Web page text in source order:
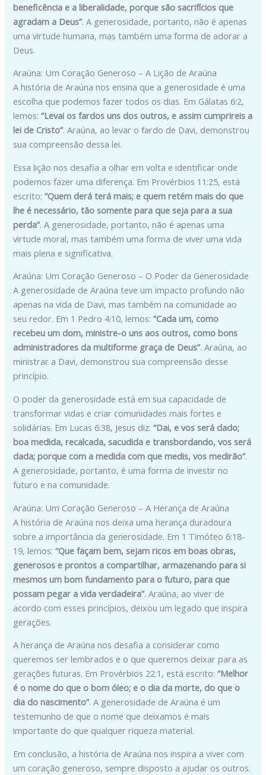
beneficência e a liberalidade, porque são sacrifícios que
agradam a Deus”. A generosidade, portanto, não é apenas
uma virtude humana, mas também uma forma de adorar a
Deus.
Araúna: Um Coração Generoso – A Lição de Araúna
A história de Araúna nos ensina que a generosidade é uma
escolha que podemos fazer todos os dias. Em Gálatas 6:2,
lemos:“Levai os fardos uns dos outros, e assim cumprireis a
lei de Cristo”. Araúna, ao levar o fardo de Davi, demonstrou
sua compreensão dessa lei.
Essa lição nos desafia a olhar em volta e identificar onde
podemos fazer uma diferença. Em Provérbios 11:25, está
escrito:“Quem derá terá mais; e quem retém mais do que
lhe é necessário, tão somente para que seja para a sua
perda”. A generosidade, portanto, não é apenas uma
virtude moral, mas também uma forma de viver uma vida
mais plena e significativa.
Araúna: Um Coração Generoso – O Poder da Generosidade
A generosidade de Araúna teve um impacto profundo não
apenas na vida de Davi, mas também na comunidade ao
seu redor. Em 1 Pedro 4:10, lemos:“Cada um, como
recebeu um dom, ministre-o uns aos outros, como bons
administradores da multiforme graça de Deus”. Araúna, ao
ministrar a Davi, demonstrou sua compreensão desse
princípio.
O poder da generosidade está em sua capacidade de
transformar vidas e criar comunidades mais fortes e
solidárias. Em Lucas 6:38, Jesus diz:“Dai, e vos será dado;
boa medida, recalcada, sacudida e transbordando, vos será
dada; porque com a medida com que medis, vos medirão”.
A generosidade, portanto, é uma forma de investir no
futuro e na comunidade.
Araúna: Um Coração Generoso – A Herança de Araúna
A história de Araúna nos deixa uma herança duradoura
sobre a importância da generosidade. Em 1 Timóteo 6:18-
19, lemos:“Que façam bem, sejam ricos em boas obras,
generosos e prontos a compartilhar, armazenando para si
mesmos um bom fundamento para o futuro, para que
possam pegar a vida verdadeira”. Araúna, ao viver de
acordo com esses princípios, deixou um legado que inspira
gerações.
A herança de Araúna nos desafia a considerar como
queremos ser lembrados e o que queremos deixar para as
gerações futuras. Em Provérbios 22:1, está escrito:“Melhor
é o nome do que o bom óleo; e o dia da morte, do que o
dia do nascimento”. A generosidade de Araúna é um
testemunho de que o nome que deixamos é mais
importante do que qualquer riqueza material.
Em conclusão, a história de Araúna nos inspira a viver com
um coração generoso, sempre disposto a ajudar os outros.